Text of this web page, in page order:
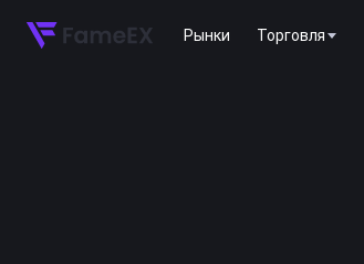
Рынки Торговля